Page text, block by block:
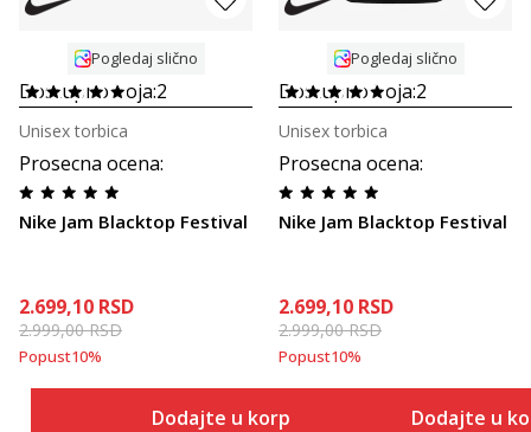
Pogledaj slično
Dostupno boja:2
Prosecna ocena:
Nike Jam Blacktop Festival
Unisex torbica
2.699,10 RSD
2.999,00RSD
Popust10%
Dodajte u korpu
Pogledaj slično
Dostupno boja:2
Prosecna ocena:
Nike Jam Blacktop Festival
Unisex torbica
2.699,10 RSD
2.999,00RSD
Popust10%
Dodajte u